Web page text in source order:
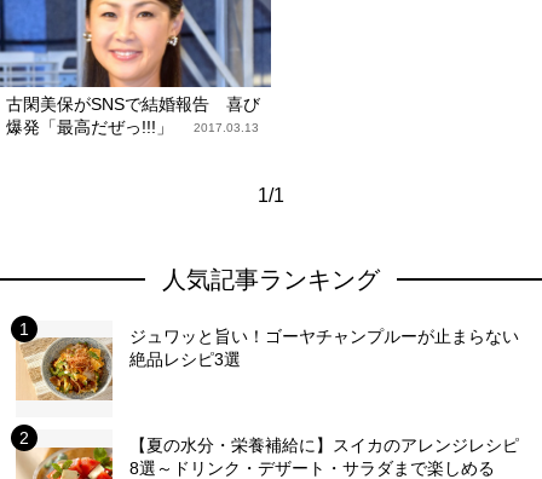
古閑美保がSNSで結婚報告 喜び
爆発「最高だぜっ!!!」
2017.03.13
1/1
人気記事ランキング
ジュワッと旨い！ゴーヤチャンプルーが止まらない
絶品レシピ3選
【夏の水分・栄養補給に】スイカのアレンジレシピ
8選～ドリンク・デザート・サラダまで楽しめる